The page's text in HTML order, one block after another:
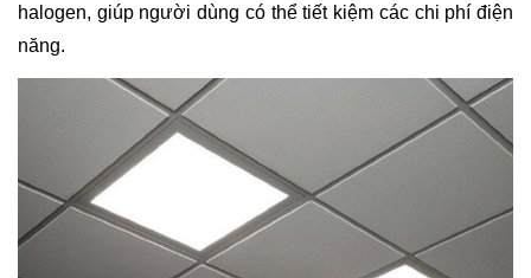
halogen, giúp người dùng có thể tiết kiệm các chi phí điện
năng.